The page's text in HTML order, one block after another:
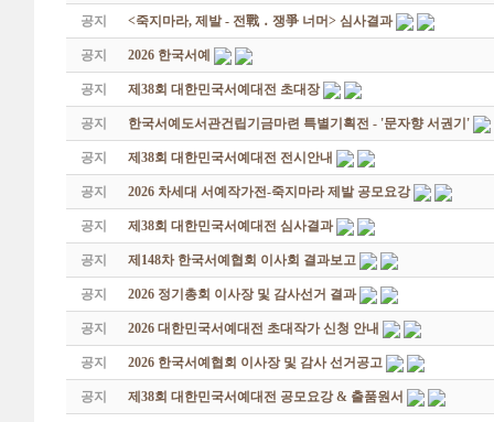
공지 <죽지마라, 제발 - 전戰 ․ 쟁爭 너머> 심사결과
공지 2026 한국서예
공지 제38회 대한민국서예대전 초대장
공지 한국서예도서관건립기금마련 특별기획전 - '문자향 서권기'
공지 제38회 대한민국서예대전 전시안내
공지 2026 차세대 서예작가전-죽지마라 제발 공모요강
공지 제38회 대한민국서예대전 심사결과
공지 제148차 한국서예협회 이사회 결과보고
공지 2026 정기총회 이사장 및 감사선거 결과
공지 2026 대한민국서예대전 초대작가 신청 안내
공지 2026 한국서예협회 이사장 및 감사 선거공고
공지 제38회 대한민국서예대전 공모요강 & 출품원서